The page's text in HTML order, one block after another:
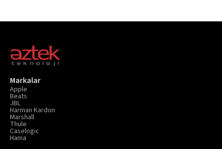
Markalar
Apple
Beats
JBL
Harman Kardon
Marshall
Thule
Caselogic
Hama